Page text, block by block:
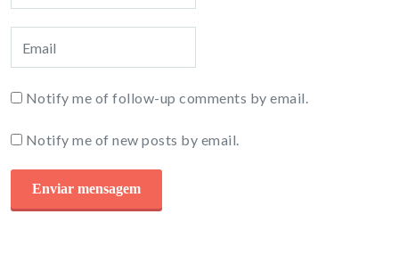
Notify me of follow-up comments by email.
Notify me of new posts by email.